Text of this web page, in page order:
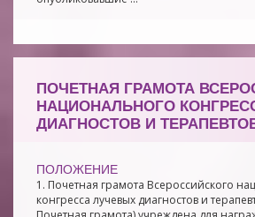
ПОЧЕТНАЯ ГРАМОТА
НАЦИОНАЛЬНОГО
ДИАГНОСТОВ И
ПОЛОЖЕНИЕ
1. Почетная грамота Всероссийского
конгресса лучевых диагностов и